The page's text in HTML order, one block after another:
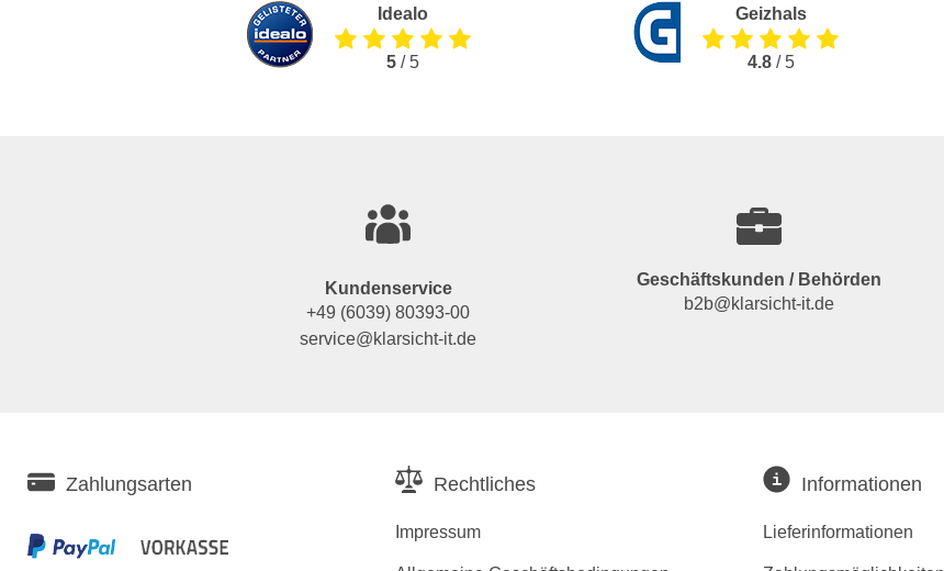
Idealo
5/ 5
Geizhals
4.8/ 5
Kundenservice
+49 (6039) 80393-00
service@klarsicht-it.de
Geschäftskunden / Behörden
b2b@klarsicht-it.de
Zahlungsarten Rechtliches
Impressum
Informationen
Lieferinformationen